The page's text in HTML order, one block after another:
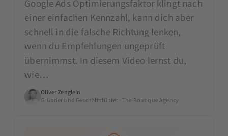
Google Ads Optimierungsfaktor klingt nach
einer einfachen Kennzahl, kann dich aber
schnell in die falsche Richtung lenken,
wenn du Empfehlungen ungeprüft
übernimmst. In diesem Video lernst du,
wie…
Oliver Zenglein
Gründer und Geschäftsführer · The Boutique Agency